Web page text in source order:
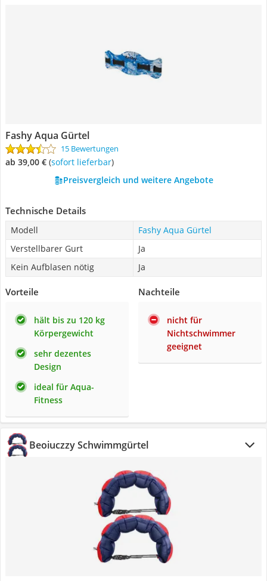
Fashy Aqua Gürtel
15 Bewertungen
ab 39,00 € ( Sofort lieferbar)
Preisvergleich und weitere Angebote
Technische Details
Modell
Fashy Aqua Gürtel
Verstellbarer Gurt
Ja
Kein Aufblasen nötig
Ja
Vorteile
hält bis zu 120 kg
Körpergewicht
sehr dezentes
Design
ideal für Aqua-
Fitness
Nachteile
nicht für
Nichtschwimmer
geeignet
Beoiuczzy Schwimmgürtel